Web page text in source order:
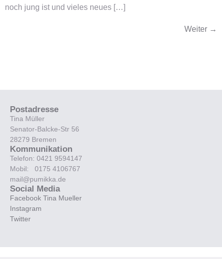
noch jung ist und vieles neues […]
Weiter →
Postadresse
Tina Müller
Senator-Balcke-Str 56
28279 Bremen
Kommunikation
Telefon: 0421 9594147
Mobil: 0175 4106767
mail@pumikka.de
Social Media
Facebook Tina Mueller
Instagram
Twitter